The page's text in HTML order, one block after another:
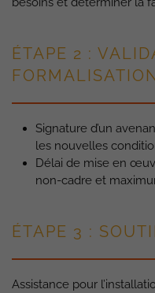
ÉTAPE 2 :
Signature d’un
les nouvelles
Délai de mise en
non-cadre et
ÉTAPE 3 :
Assistance pour